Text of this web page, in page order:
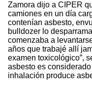
Zamora dijo a CIPER
camiones en un día
contenían asbesto,
bulldozer lo
comenzaba a
años que trabajé allí
examen toxicológico”,
asbesto es
inhalación produce